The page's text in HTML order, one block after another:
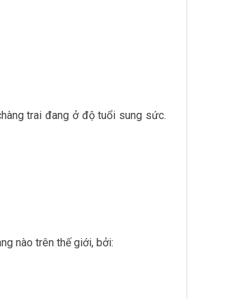
trai đang ở độ tuổi sung sức.
nào trên thế giới, bởi: